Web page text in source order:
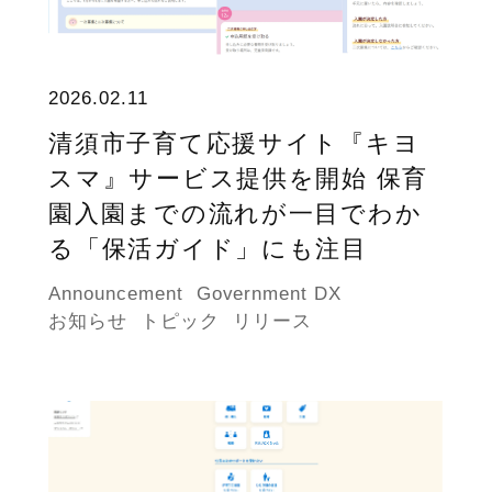
2026.02.11
清須市子育て応援サイト『キヨ
スマ』サービス提供を開始 保育
園入園までの流れが一目でわか
る「保活ガイド」にも注目
Announcement
Government DX
お知らせ
トピック リリース